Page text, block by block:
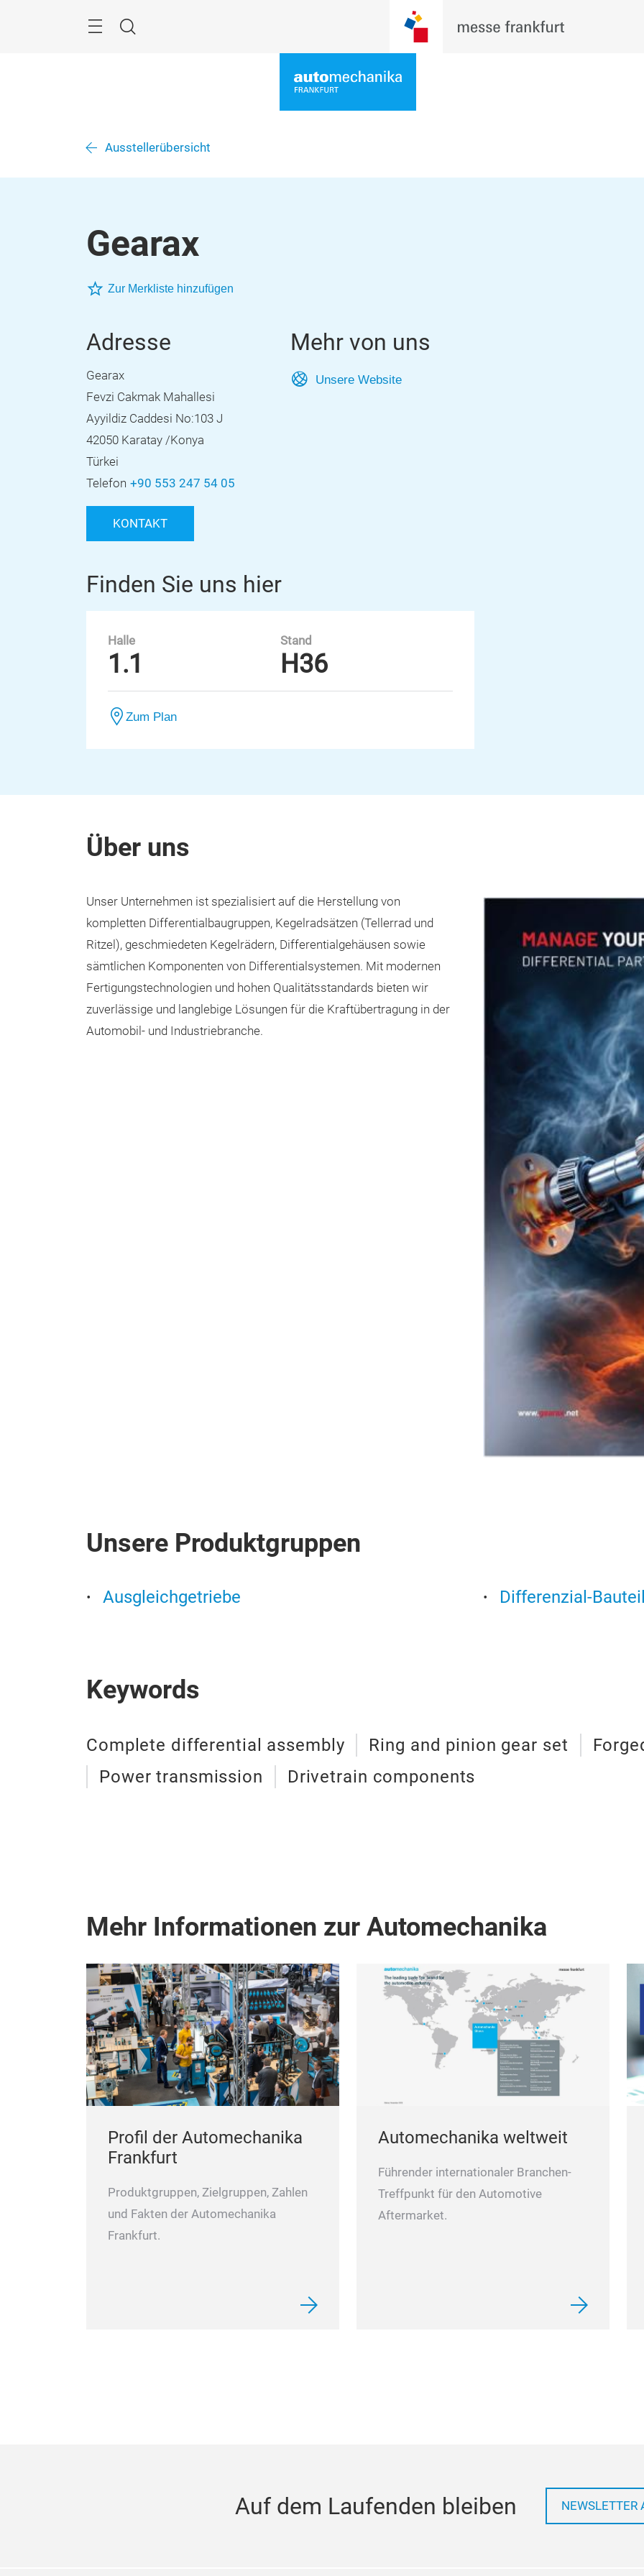
Suche
Ausstellerübersicht
Gearax
Zur Merkliste hinzufügen
Adresse
Gearax
Fevzi Cakmak Mahallesi
Ayyildiz Caddesi No:103 J
42050 Karatay /Konya
Türkei
Telefon +90 553 247 54 05
KONTAKT
Mehr von uns
Unsere Website
Finden Sie uns hier
Halle
1.1
Stand
H36
Zum Plan
Über uns
Unser Unternehmen ist spezialisiert auf die Herstellung von
kompletten Differentialbaugruppen, Kegelradsätzen (Tellerrad und
Ritzel), geschmiedeten Kegelrädern, Differentialgehäusen sowie
sämtlichen Komponenten von Differentialsystemen. Mit modernen
Fertigungstechnologien und hohen Qualitätsstandards bieten wir
zuverlässige und langlebige Lösungen für die Kraftübertragung in der
Automobil- und Industriebranche.
Unsere Produktgruppen
Ausgleichgetriebe Differenzial-
Keywords
Complete differential assembly Ring and pinion gear set
Power transmission
Drivetrain components
Mehr Informationen zur Automechanika
Profil der Automechanika
Frankfurt
Produktgruppen, Zielgruppen, Zahlen
und Fakten der Automechanika
Frankfurt.
Automechanika weltweit
Führender internationaler Branchen-
Treffpunkt für den Automotive
Aftermarket.
Auf dem Laufenden bleiben NEWSLETTER